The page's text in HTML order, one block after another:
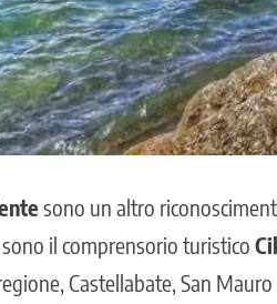
sono un altro
il comprensorio turistico
Castellabate, San